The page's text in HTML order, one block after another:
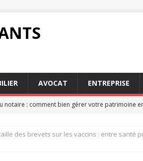
AVOCAT ENTREPRISE
notaire : comment bien gérer votre patrimoine
des brevets sur les vaccins : entre santé